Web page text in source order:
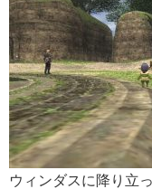
ウィンダスに降り立